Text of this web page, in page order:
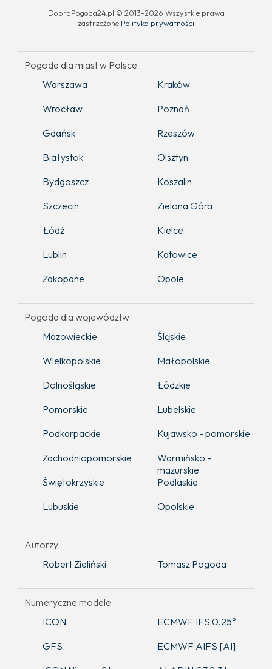
DobraPogoda24.pl © 2013-2026 Wszystkie prawa
zastrzeżone Polityka prywatności
Pogoda dla miast w Polsce
Warszawa
Kraków
Wrocław
Poznań
Gdańsk
Rzeszów
Białystok
Olsztyn
Bydgoszcz
Koszalin
Szczecin
Zielona Góra
Łódź
Kielce
Lublin
Katowice
Zakopane
Opole
Pogoda dla województw
Mazowieckie
Śląskie
Wielkopolskie
Małopolskie
Dolnośląskie
Łódzkie
Pomorskie
Lubelskie
Podkarpackie
Kujawsko - pomorskie
Zachodniopomorskie
Warmińsko -
mazurskie
Świętokrzyskie
Podlaskie
Lubuskie
Opolskie
Autorzy
Robert Zieliński
Tomasz Pogoda
Numeryczne modele
ICON
ECMWF IFS 0.25°
GFS
ECMWF AIFS [AI]